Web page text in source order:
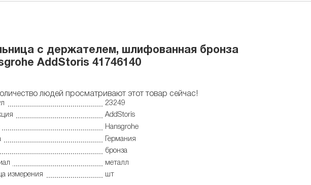
с держателем, шлифованная бронза
AddStoris 41746140
людей просматривают этот товар сейчас!
23249
AddStoris
Hansgrohe
Германия
бронза
металл
измерения
шт